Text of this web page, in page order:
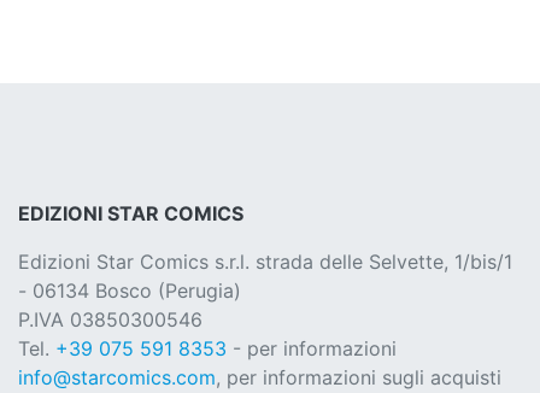
EDIZIONI STAR COMICS
Edizioni Star Comics s.r.l. strada delle Selvette, 1/bis/1
- 06134 Bosco (Perugia)
P.IVA 03850300546
Tel. +39 075 591 8353 - per informazioni
info@starcomics.com, per informazioni sugli acquisti